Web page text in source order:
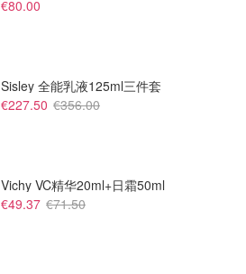
€80.00
Sisley 全能乳液125ml三件套
€227.50 €356.00
Vichy VC精华20ml+日霜50ml
€49.37 €71.50